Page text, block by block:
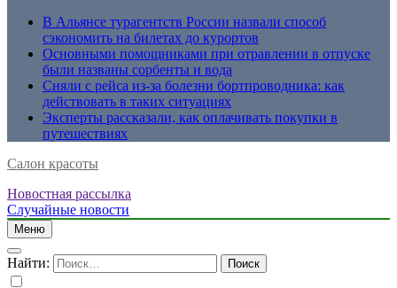
В Альянсе турагентств России назвали способ
сэкономить на билетах до курортов
Основными помощниками при отравлении в отпуске
были названы сорбенты и вода
Сняли с рейса из-за болезни бортпроводника: как
действовать в таких ситуациях
Эксперты рассказали, как оплачивать покупки в
путешествиях
Салон красоты
Новостная рассылка
Случайные новости
Меню
Найти: